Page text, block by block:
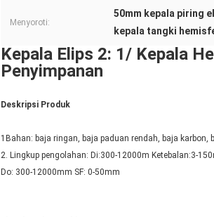
Menyoroti:
50mm kepala piring
kepala tangki
Kepala Elips 2: 1/ Kepala
Penyimpanan
Deskripsi Produk
1Bahan: baja ringan, baja paduan rendah, baja karbon,
2. Lingkup pengolahan: Di:300-12000m Ketebalan:3-
Do: 300-12000mm SF: 0-50mm